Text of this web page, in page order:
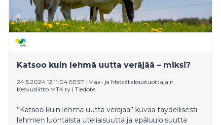
Katsoo kuin lehmä uutta veräjää – miksi?
24.5.2024 12:11:04 EEST | Maa- ja Metsätaloustuottajain
Keskusliitto MTK ry | Tiedote
”Katsoo kuin lehmä uutta veräjää” kuvaa täydellisesti
lehmien luontaista uteliaisuutta ja epäluuloisuutta